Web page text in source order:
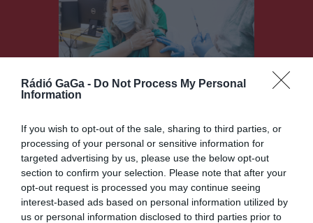
Rádió GaGa - Do Not Process My Personal
Information
If you wish to opt-out of the sale, sharing to third parties, or
processing of your personal or sensitive information for
targeted advertising by us, please use the below opt-out
section to confirm your selection. Please note that after your
opt-out request is processed you may continue seeing
interest-based ads based on personal information utilized by
us or personal information disclosed to third parties prior to
jelentkezőket
HÍRLISTA